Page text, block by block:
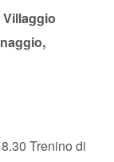
Villaggio
Trenino di